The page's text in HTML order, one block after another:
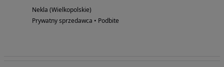
Nekla (Wielkopolskie)
Prywatny sprzedawca • Podbite